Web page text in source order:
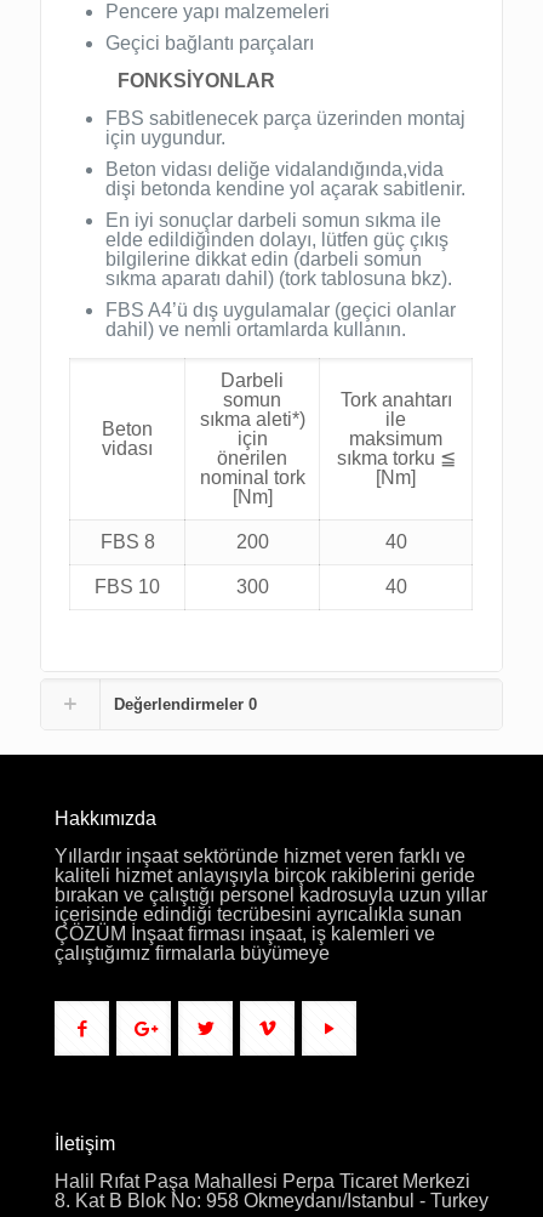
Pencere yapı malzemeleri
Geçici bağlantı parçaları
FONKSİYONLAR
FBS sabitlenecek parça üzerinden montaj
için uygundur.
Beton vidası deliğe vidalandığında,vida
dişi betonda kendine yol açarak sabitlenir.
En iyi sonuçlar darbeli somun sıkma ile
elde edildiğinden dolayı, lütfen güç çıkış
bilgilerine dikkat edin (darbeli somun
sıkma aparatı dahil) (tork tablosuna bkz).
FBS A4’ü dış uygulamalar (geçici olanlar
dahil) ve nemli ortamlarda kullanın.
Beton
vidası
Darbeli
somun
sıkma aleti*)
için
önerilen
nominal tork
[Nm]
Tork anahtarı
ile
maksimum
sıkma torku ≦
[Nm]
FBS 8 200 40
FBS 10 300 40
Değerlendirmeler 0
Hakkımızda
Yıllardır inşaat sektöründe hizmet veren farklı ve
kaliteli hizmet anlayışıyla birçok rakiblerini geride
bırakan ve çalıştığı personel kadrosuyla uzun yıllar
içerisinde edindiği tecrübesini ayrıcalıkla sunan
ÇÖZÜM İnşaat firması inşaat, iş kalemleri ve
çalıştığımız firmalarla büyümeye
İletişim
Halil Rıfat Paşa Mahallesi Perpa Ticaret Merkezi
8. Kat B Blok No: 958 Okmeydanı/Istanbul - Turkey